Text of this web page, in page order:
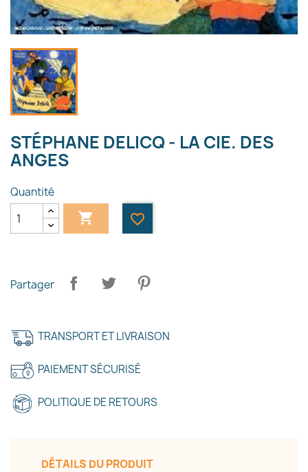
STÉPHANE DELICQ - LA CIE. DES
ANGES
Quantité
 favorite_border
Partager
TRANSPORT ET LIVRAISON
PAIEMENT SÉCURISÉ
POLITIQUE DE RETOURS
DÉTAILS DU PRODUIT